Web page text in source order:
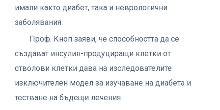
имали както диабет, така и неврологични
заболявания.
Проф. Кноп заяви, че способността да се
създават инсулин-продуциращи клетки от
стволови клетки дава на изследователите
изключителен модел за изучаване на диабета и
тестване на бъдещи лечения.